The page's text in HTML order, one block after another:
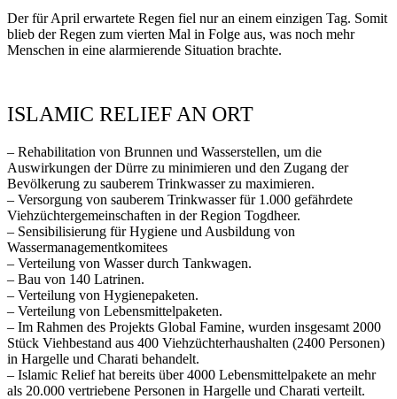
Der für April erwartete Regen fiel nur an einem einzigen Tag. Somit
blieb der Regen zum vierten Mal in Folge aus, was noch mehr
Menschen in eine alarmierende Situation brachte.
ISLAMIC RELIEF AN ORT
– Rehabilitation von Brunnen und Wasserstellen, um die
Auswirkungen der Dürre zu minimieren und den Zugang der
Bevölkerung zu sauberem Trinkwasser zu maximieren.
– Versorgung von sauberem Trinkwasser für 1.000 gefährdete
Viehzüchtergemeinschaften in der Region Togdheer.
– Sensibilisierung für Hygiene und Ausbildung von
Wassermanagementkomitees
– Verteilung von Wasser durch Tankwagen.
– Bau von 140 Latrinen.
– Verteilung von Hygienepaketen.
– Verteilung von Lebensmittelpaketen.
– Im Rahmen des Projekts Global Famine, wurden insgesamt 2000
Stück Viehbestand aus 400 Viehzüchterhaushalten (2400 Personen)
in Hargelle und Charati behandelt.
– Islamic Relief hat bereits über 4000 Lebensmittelpakete an mehr
als 20.000 vertriebene Personen in Hargelle und Charati verteilt.